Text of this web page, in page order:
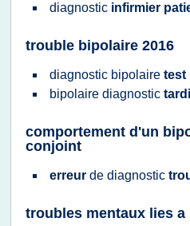
diagnostic infirmier
trouble bipolaire 2016
diagnostic bipolaire test
bipolaire diagnostic
comportement d'un
conjoint
erreur de diagnostic
troubles mentaux lies a